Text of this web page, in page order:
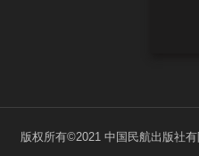
版权所有©2021 中国民航出版社有